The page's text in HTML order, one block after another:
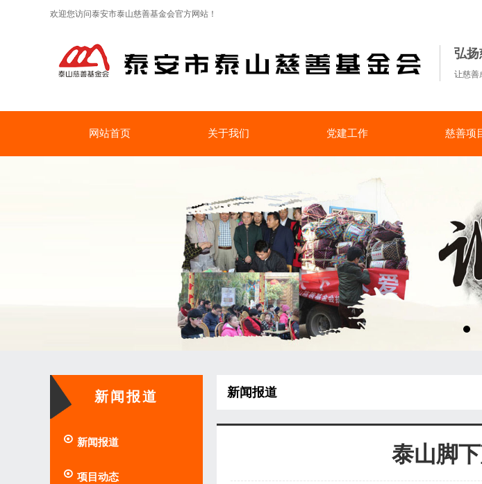
欢迎您访问泰安市泰山慈善基金会官方网站！
弘扬
让慈善
网站首页 关于我们 党建工作 慈善项
新闻报道
 新闻报道
 项目动态
新闻报道
泰山脚